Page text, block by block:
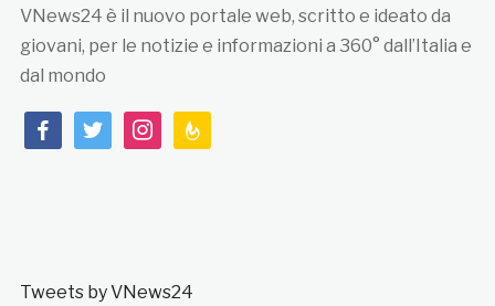
VNews24 è il nuovo portale web, scritto e ideato da
giovani, per le notizie e informazioni a 360° dall’Italia e
dal mondo
facebooktwitterinstagramfeedburner
Tweets by VNews24